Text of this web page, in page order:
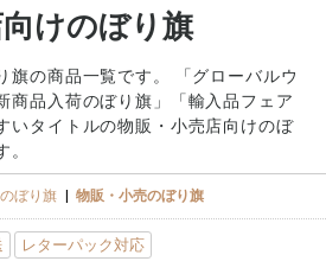
けのぼり旗
旗の商品一覧です。 「グローバルウ
商品入荷のぼり旗」「輸入品フェア
いタイトルの物販・小売店向けのぼ
。
のぼり旗 | 物販・小売のぼり旗
レターパック対応